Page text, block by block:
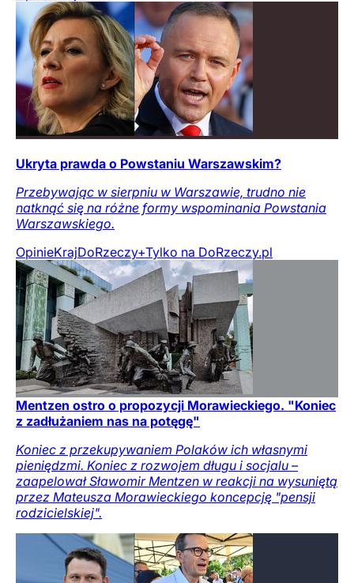
Ukryta prawda o Powstaniu Warszawskim?
Przebywając w sierpniu w Warszawie, trudno nie
natknąć się na różne formy wspominania Powstania
Warszawskiego.
OpinieKrajDoRzeczy+Tylko na DoRzeczy.pl
Mentzen ostro o propozycji Morawieckiego. "Koniec
z zadłużaniem nas na potęgę"
Koniec z przekupywaniem Polaków ich własnymi
pieniędzmi. Koniec z rozwojem długu i socjalu –
zaapelował Sławomir Mentzen w reakcji na wysuniętą
przez Mateusza Morawieckiego koncepcję "pensji
rodzicielskiej".